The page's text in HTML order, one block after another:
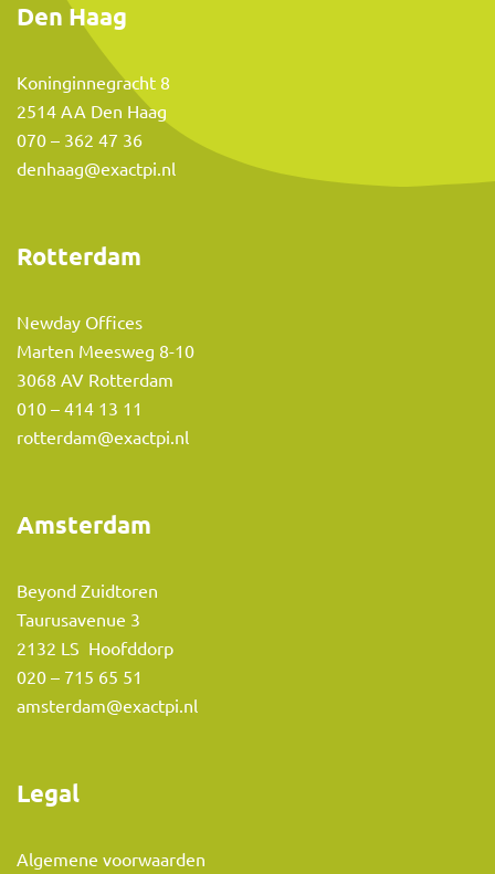
Den Haag
Koninginnegracht 8
2514 AA Den Haag
070 – 362 47 36
denhaag@exactpi.nl
Rotterdam
Newday Offices
Marten Meesweg 8-10
3068 AV Rotterdam
010 – 414 13 11
rotterdam@exactpi.nl
Amsterdam
Beyond Zuidtoren
Taurusavenue 3
2132 LS Hoofddorp
020 – 715 65 51
amsterdam@exactpi.nl
Legal
Algemene voorwaarden